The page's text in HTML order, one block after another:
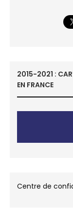
2015-2021 :
EN FRANCE
Centre de